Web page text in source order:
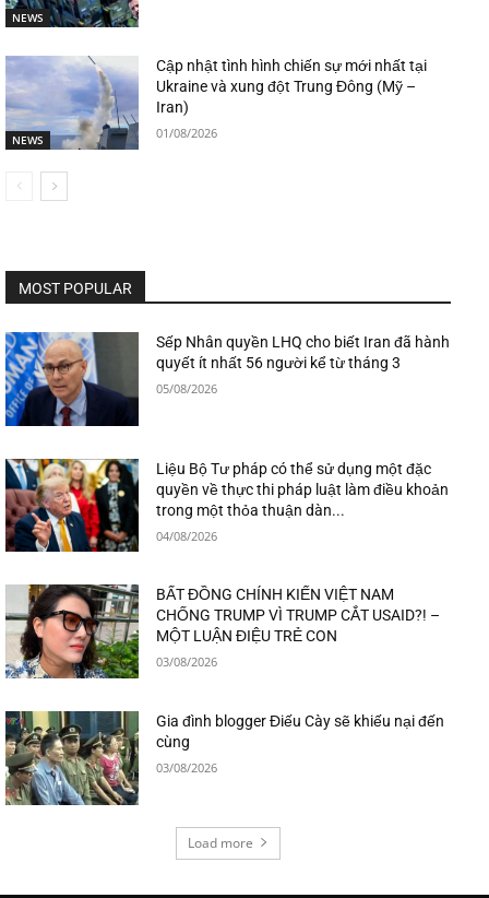
NEWS
NEWS
Cập nhật tình hình chiến sự mới nhất tại
Ukraine và xung đột Trung Đông (Mỹ –
Iran)
01/08/2026
MOST POPULAR
Sếp Nhân quyền LHQ cho biết Iran đã hành
quyết ít nhất 56 người kể từ tháng 3
05/08/2026
Liệu Bộ Tư pháp có thể sử dụng một đặc
quyền về thực thi pháp luật làm điều khoản
trong một thỏa thuận dàn...
04/08/2026
BẤT ĐỒNG CHÍNH KIẾN VIỆT NAM
CHỐNG TRUMP VÌ TRUMP CẮT USAID?! –
MỘT LUẬN ĐIỆU TRẺ CON
03/08/2026
Gia đình blogger Điếu Cày sẽ khiếu nại đến
cùng
03/08/2026
Load more